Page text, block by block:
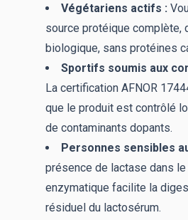
Végétariens actifs :
source protéique complète,
biologique, sans protéines
Sportifs soumis aux
La certification AFNOR
que le produit est contrôlé
de contaminants dopants.
Personnes sensibles
présence de lactase dans
enzymatique facilite la
résiduel du lactosérum.